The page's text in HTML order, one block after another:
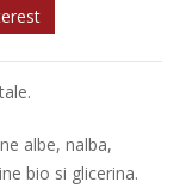
albe, nalba,
bio si glicerina.